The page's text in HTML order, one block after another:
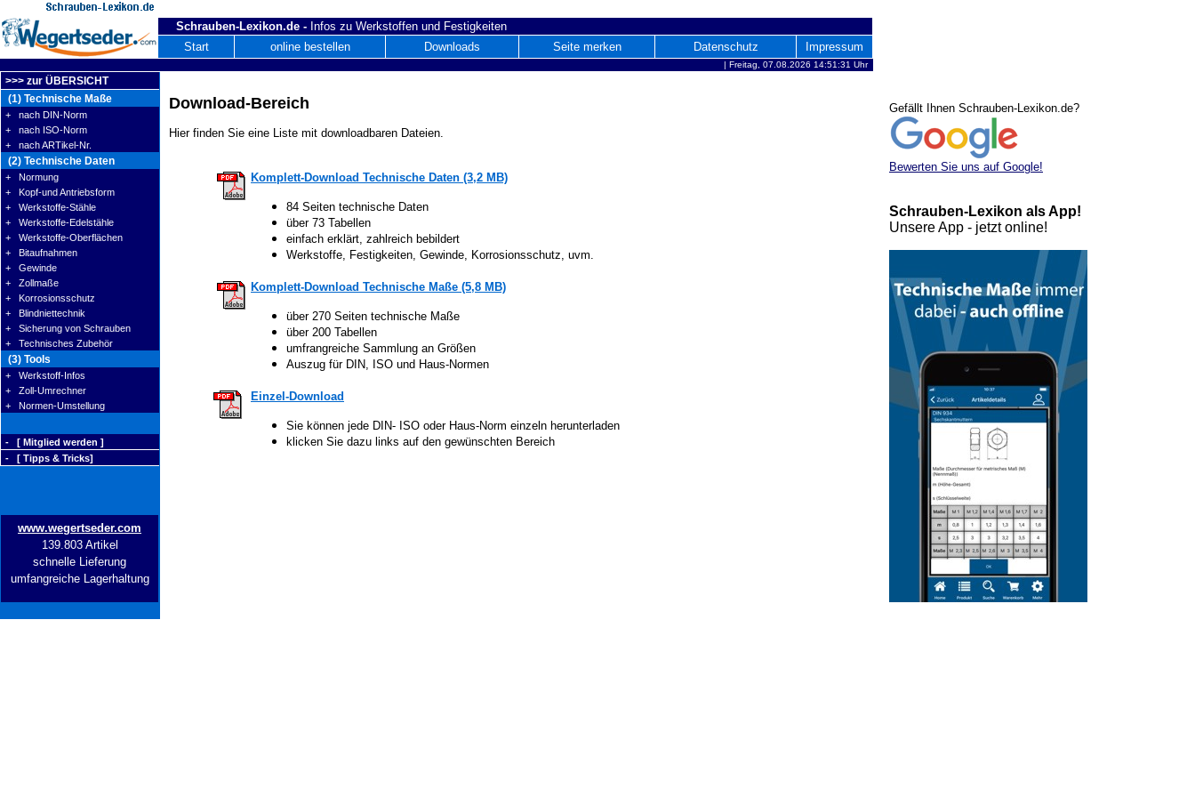
Schrauben-Lexikon.de - Infos zu Werkstoffen und Festigkeiten
Start
online bestellen Downloads Seite merken Datenschutz Impressum
| Freitag, 07.08.2026 14:51:31 Uhr
>>> zur ÜBERSICHT
(1) Technische Maße
+ nach DIN-Norm
+ nach ISO-Norm
+ nach ARTikel-Nr.
(2) Technische Daten
+ Normung
+ Kopf-und Antriebsform
+ Werkstoffe-Stähle
+ Werkstoffe-Edelstähle
+ Werkstoffe-Oberflächen
+ Bitaufnahmen
+ Gewinde
+ Zollmaße
+ Korrosionsschutz
+ Blindniettechnik
+ Sicherung von Schrauben
+ Technisches Zubehör
(3) Tools
+ Werkstoff-Infos
+ Zoll-Umrechner
+ Normen-Umstellung
- [ Mitglied werden ]
- [ Tipps & Tricks]
www.wegertseder.com
139.803 Artikel
schnelle Lieferung
umfangreiche Lagerhaltung
Download-Bereich
Hier finden Sie eine Liste mit downloadbaren Dateien.
Komplett-Download Technische Daten (3,2 MB)
84 Seiten technische Daten
über 73 Tabellen
einfach erklärt, zahlreich bebildert
Werkstoffe, Festigkeiten, Gewinde, Korrosionsschutz, uvm.
Komplett-Download Technische Maße (5,8 MB)
über 270 Seiten technische Maße
über 200 Tabellen
umfrangreiche Sammlung an Größen
Auszug für DIN, ISO und Haus-Normen
Einzel-Download
Sie können jede DIN- ISO oder Haus-Norm einzeln herunterladen
klicken Sie dazu links auf den gewünschten Bereich
Gefällt Ihnen Schrauben-Lexikon.de?
Bewerten Sie uns auf Google!
Schrauben-Lexikon als App!
Unsere App - jetzt online!